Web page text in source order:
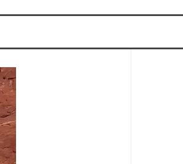
gli autisti dovranno essere antifascisti”